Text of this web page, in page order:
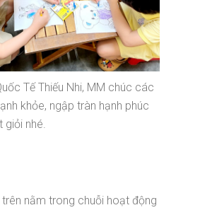
Tế Thiếu Nhi, MM chúc các
khỏe, ngập tràn hạnh phúc
giỏi nhé.
nằm trong chuỗi hoạt động